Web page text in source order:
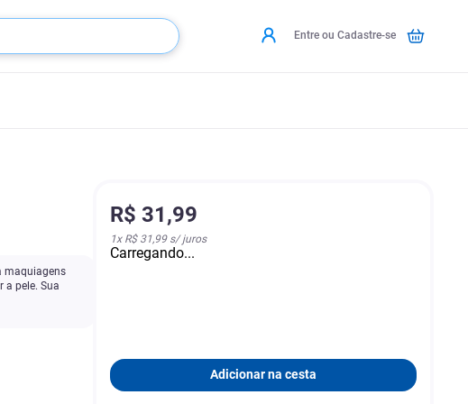
Entre ou Cadastre-se
maquiagens
a pele. Sua
R$ 31,99
1x R$ 31,99s/ juros
Carregando...
Adicionar na cesta